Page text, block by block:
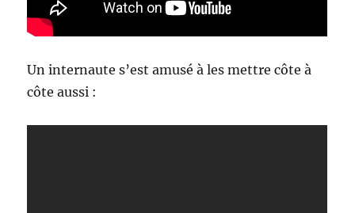
Un internaute s’est amusé à les mettre côte à
côte aussi :